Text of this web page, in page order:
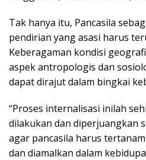
Tak hanya itu, Pancasila
pendirian yang asasi harus
Keberagaman kondisi
aspek antropologis dan
dapat dirajut dalam bingkai
“Proses internalisasi inilah
dilakukan dan diperjuangkan
agar pancasila harus
dan diamalkan dalam